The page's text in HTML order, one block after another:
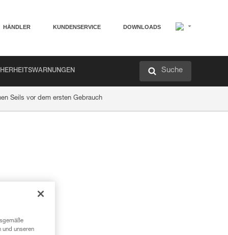
HÄNDLER KUNDENSERVICE DOWNLOADS
Suche
Seils vor dem ersten Gebrauch
und unseren